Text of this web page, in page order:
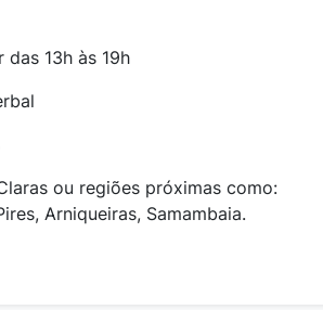
13h às 19h
ou regiões próximas como:
Arniqueiras, Samambaia.